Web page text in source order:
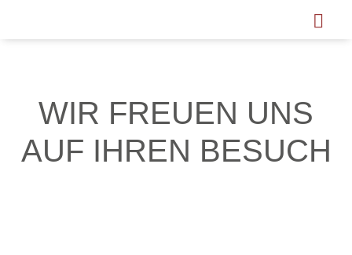
WIR FREUEN UNS
AUF IHREN BESUCH